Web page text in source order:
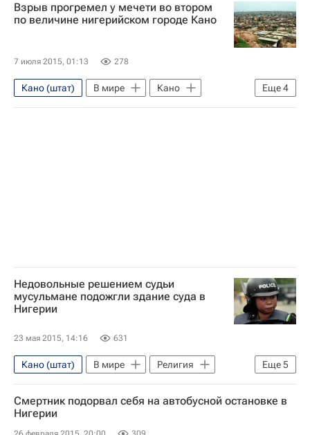
Оспа обезьян
Взрыв прогремел у мечети во втором
по величине нигерийском городе Кано
7 июля 2015, 01:13 278
Еще4
Кано (штат) В мире
Кано
Нигерия
Африка
Весь мир
Недовольные решением судьи
мусульмане подожгли здание суда в
Нигерии
23 мая 2015, 14:16 631
Еще5
Кано (штат) В мире
Религия
Кано
Нигерия
Африка
Весь мир
Пророк Мухаммед
Смертник подорвал себя на автобусной остановке в
Нигерии